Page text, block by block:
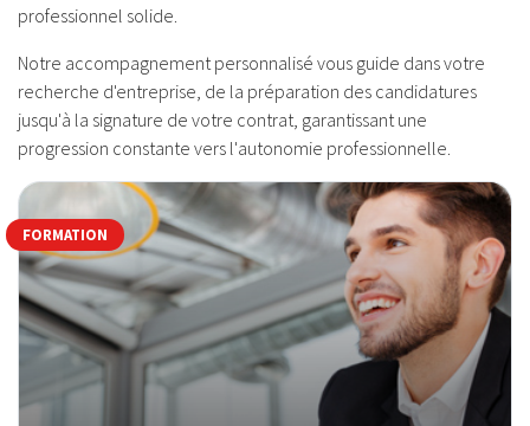
professionnel solide.
Notre accompagnement personnalisé vous guide dans votre
recherche d'entreprise, de la préparation des candidatures
jusqu'à la signature de votre contrat, garantissant une
progression constante vers l'autonomie professionnelle.
FORMATION